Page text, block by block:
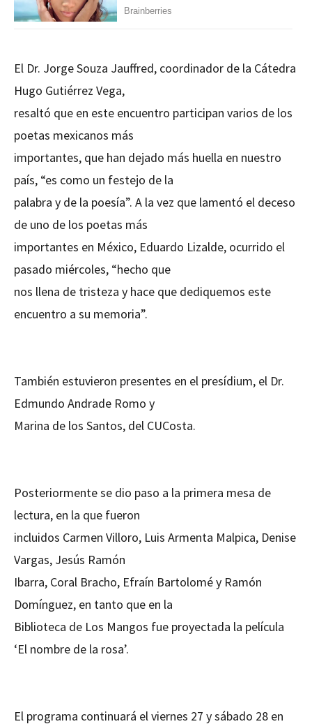
El Dr. Jorge Souza Jauffred, coordinador de la Cátedra
Hugo Gutiérrez Vega,
resaltó que en este encuentro participan varios de los
poetas mexicanos más
importantes, que han dejado más huella en nuestro
país, “es como un festejo de la
palabra y de la poesía”. A la vez que lamentó el deceso
de uno de los poetas más
importantes en México, Eduardo Lizalde, ocurrido el
pasado miércoles, “hecho que
nos llena de tristeza y hace que dediquemos este
encuentro a su memoria”.
También estuvieron presentes en el presídium, el Dr.
Edmundo Andrade Romo y
Marina de los Santos, del CUCosta.
Posteriormente se dio paso a la primera mesa de
lectura, en la que fueron
incluidos Carmen Villoro, Luis Armenta Malpica, Denise
Vargas, Jesús Ramón
Ibarra, Coral Bracho, Efraín Bartolomé y Ramón
Domínguez, en tanto que en la
Biblioteca de Los Mangos fue proyectada la película
‘El nombre de la rosa’.
El programa continuará el viernes 27 y sábado 28 en